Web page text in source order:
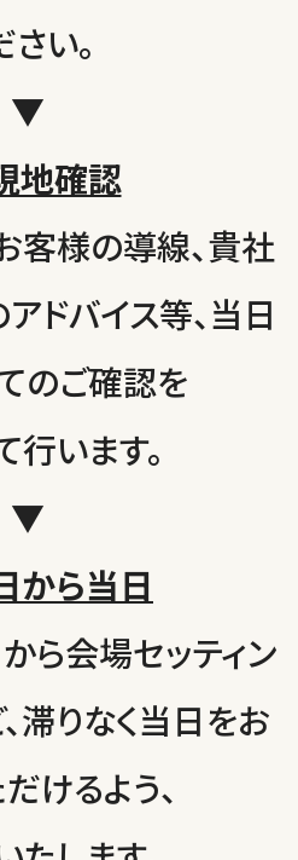
さい。
▼
地確認
客様の導線、貴社
ドバイス等、当日
のご確認を
います。
▼
から当日
ら会場セッティン
滞りなく当日をお
けるよう、